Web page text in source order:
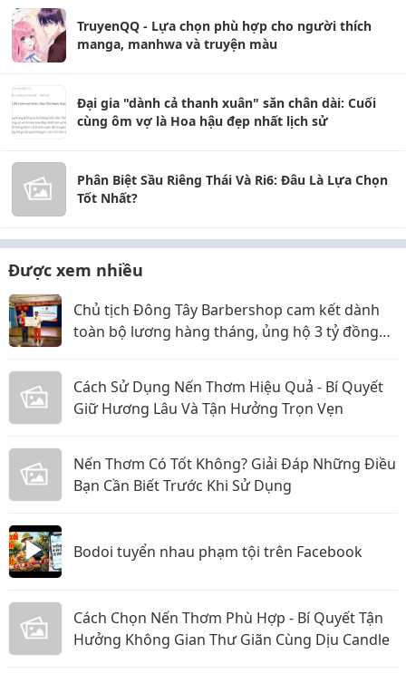
TruyenQQ - Lựa chọn phù hợp cho người thích
manga, manhwa và truyện màu
Đại gia "dành cả thanh xuân" săn chân dài: Cuối
cùng ôm vợ là Hoa hậu đẹp nhất lịch sử
Phân Biệt Sầu Riêng Thái Và Ri6: Đâu Là Lựa Chọn
Tốt Nhất?
Được xem nhiều
Chủ tịch Đông Tây Barbershop cam kết dành
toàn bộ lương hàng tháng, ủng hộ 3 tỷ đồng
Cách Sử Dụng Nến Thơm Hiệu Quả - Bí Quyết
Giữ Hương Lâu Và Tận Hưởng Trọn Vẹn
Nến Thơm Có Tốt Không? Giải Đáp Những Điều
Bạn Cần Biết Trước Khi Sử Dụng
Bodoi tuyển nhau phạm tội trên Facebook
Cách Chọn Nến Thơm Phù Hợp - Bí Quyết Tận
Hưởng Không Gian Thư Giãn Cùng Dịu Candle